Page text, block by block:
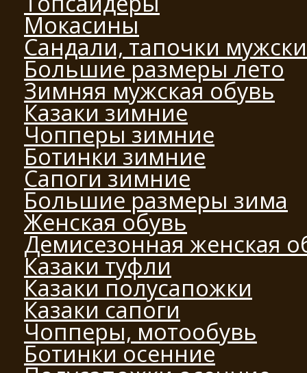
Мокасины
Сандали, тапочки
Большие размеры лето
Зимняя мужская обувь
Казаки зимние
Чопперы зимние
Ботинки зимние
Сапоги зимние
Большие размеры зима
Женская обувь
Демисезонная женская
Казаки туфли
Казаки полусапожки
Казаки сапоги
Чопперы, мотообувь
Ботинки осенние